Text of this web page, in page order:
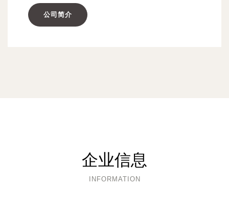
公司简介
企业信息
INFORMATION